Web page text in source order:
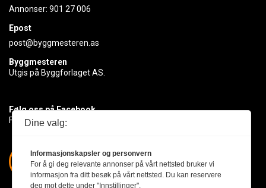
Annonser: 901 27 006
Epost
post@byggmesteren.as
Byggmesteren
Utgis på Byggforlaget AS.
Følg oss på Facebook
Få med deg det siste innen byggebransjen
Dine valg:
Informasjonskapsler og personvern
For å gi deg relevante annonser på vårt nettsted bruker vi
informasjon fra ditt besøk på vårt nettsted. Du kan reservere
deg mot dette under "Innstillinger".